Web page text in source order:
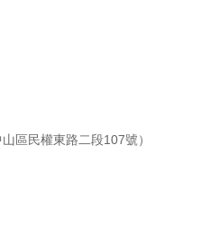
區民權東路二段107號）